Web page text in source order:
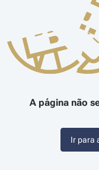
A página não
Ir para